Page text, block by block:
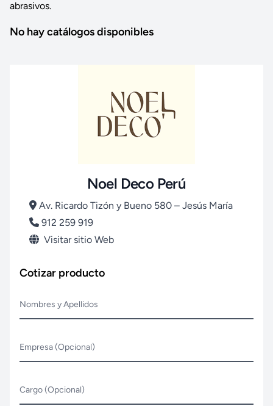
abrasivos.
No hay catálogos disponibles
Noel Deco Perú
Av. Ricardo Tizón y Bueno 580 – Jesús María
912 259 919
Visitar sitio Web
Cotizar producto
Nombres y Apellidos
Empresa (Opcional)
Cargo (Opcional)